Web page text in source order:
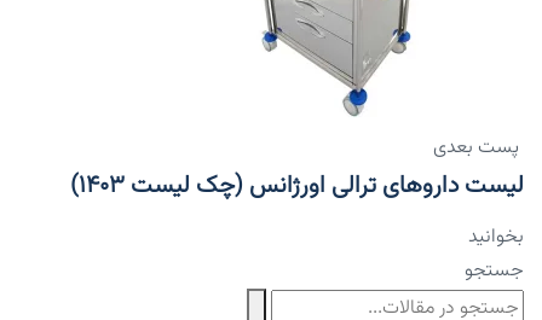
پست بعدی
لیست داروهای ترالی اورژانس (چک لیست ۱۴۰۳)
بخوانید
جستجو